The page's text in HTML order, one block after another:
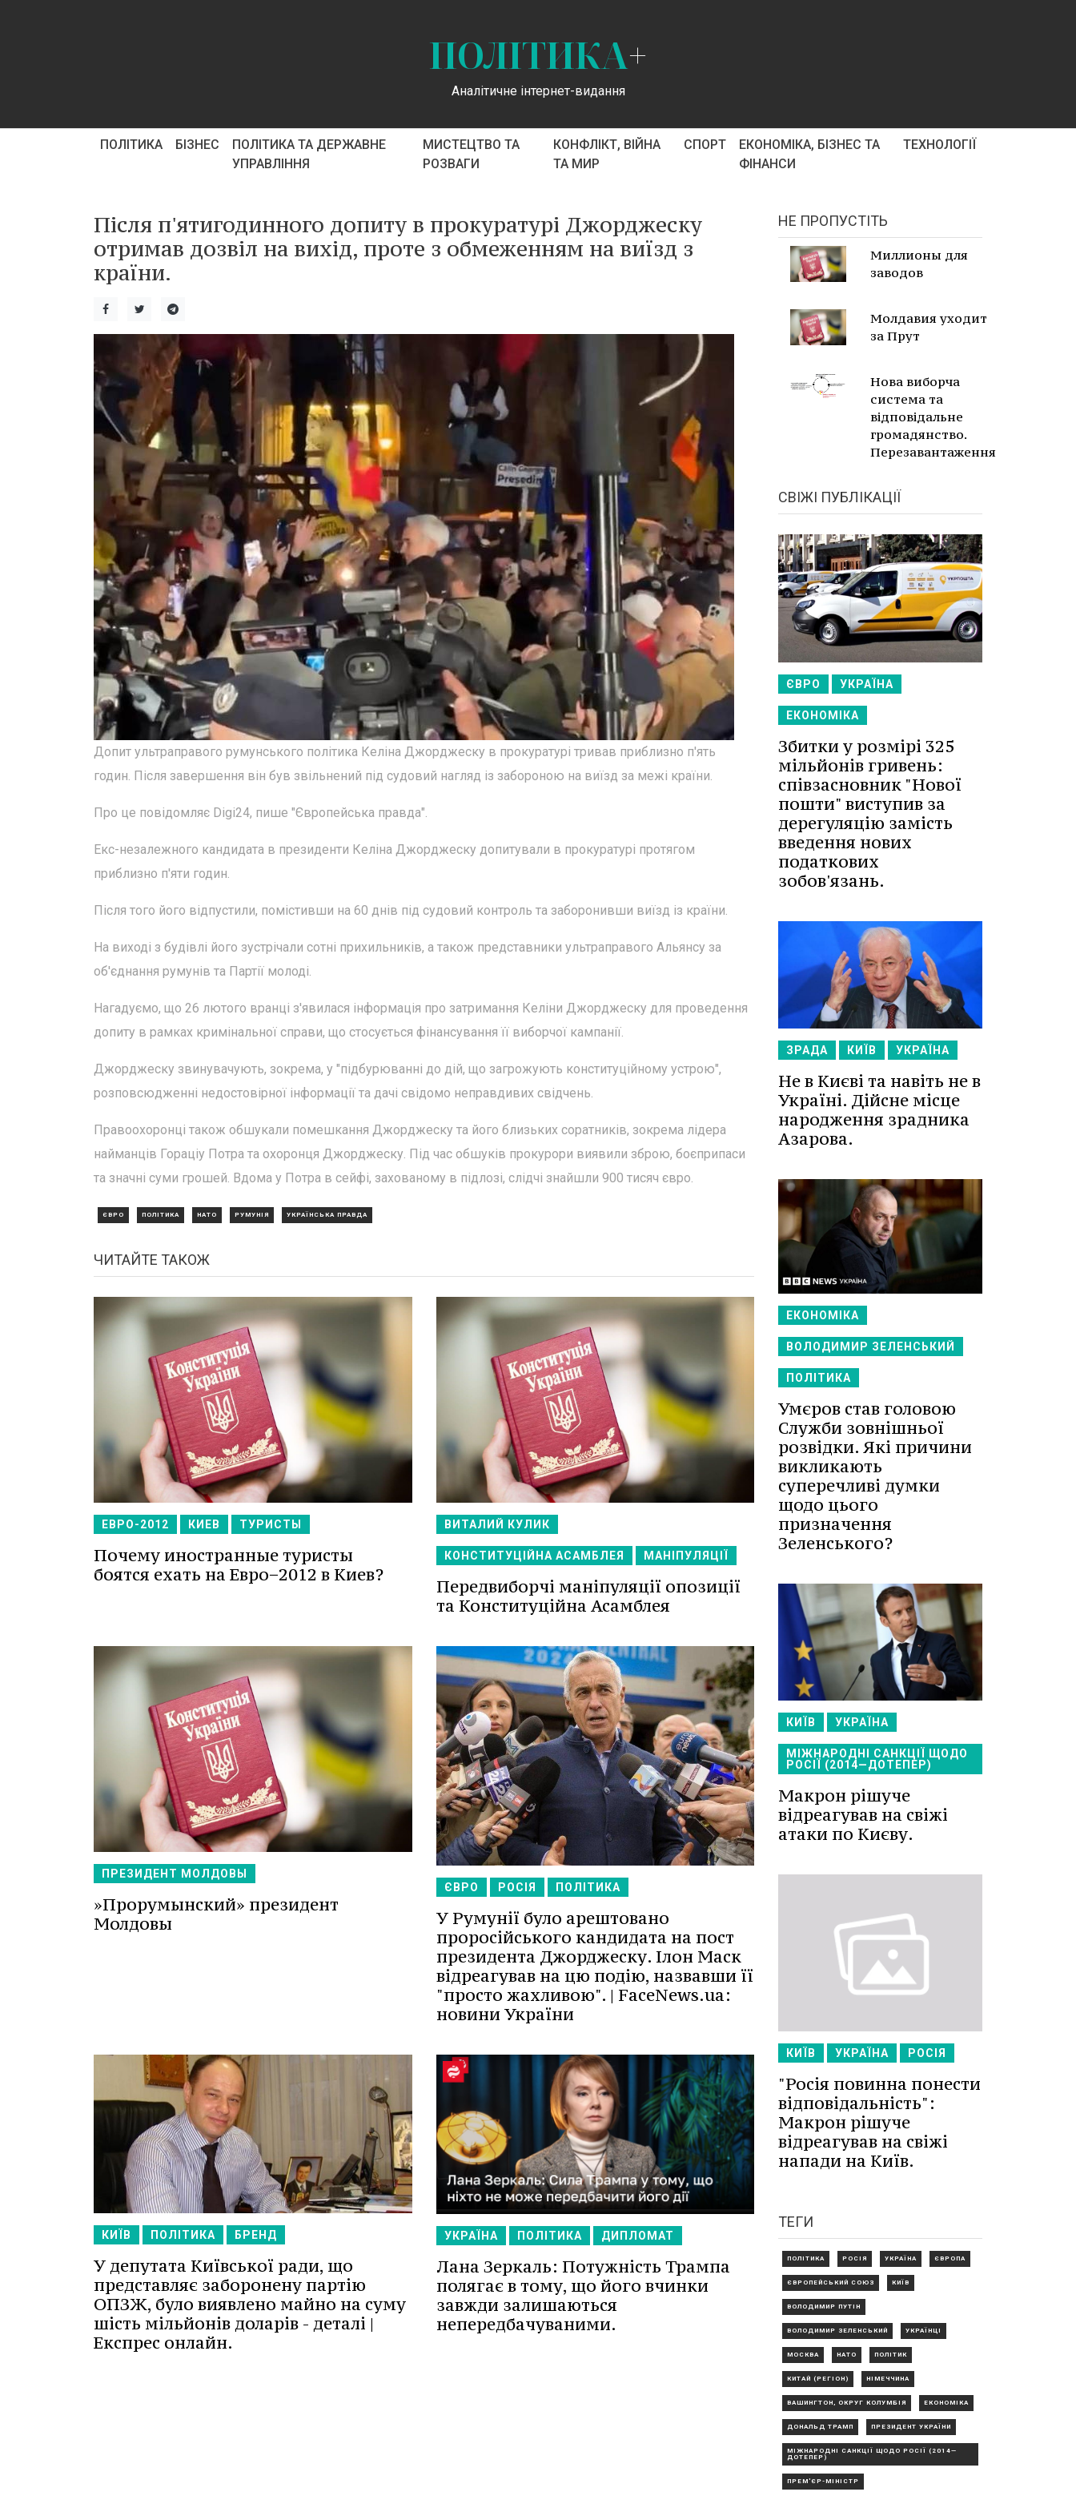
ПОЛІТИКА+
Аналітичне інтернет-видання
ПОЛІТИКА БІЗНЕС
ПОЛІТИКА ТА ДЕРЖАВНЕ
УПРАВЛІННЯ
МИСТЕЦТВО ТА
РОЗВАГИ
КОНФЛІКТ, ВІЙНА
ТА МИР
СПОРТ
ЕКОНОМІКА, БІЗНЕС ТА
ФІНАНСИ
ТЕХНОЛОГІЇ
Після п'ятигодинного допиту в прокуратурі Джорджеску
отримав дозвіл на вихід, проте з обмеженням на виїзд з
країни.
Допит ультраправого румунського політика Келіна Джорджеску в прокуратурі тривав приблизно п'ять
годин. Після завершення він був звільнений під судовий нагляд із забороною на виїзд за межі країни.
Про це повідомляє Digi24, пише "Європейська правда".
Екс-незалежного кандидата в президенти Келіна Джорджеску допитували в прокуратурі протягом
приблизно п'яти годин.
Після того його відпустили, помістивши на 60 днів під судовий контроль та заборонивши виїзд із країни.
На виході з будівлі його зустрічали сотні прихильників, а також представники ультраправого Альянсу за
об'єднання румунів та Партії молоді.
Нагадуємо, що 26 лютого вранці з'явилася інформація про затримання Келіни Джорджеску для проведення
допиту в рамках кримінальної справи, що стосується фінансування її виборчої кампанії.
Джорджеску звинувачують, зокрема, у "підбурюванні до дій, що загрожують конституційному устрою",
розповсюдженні недостовірної інформації та дачі свідомо неправдивих свідчень.
Правоохоронці також обшукали помешкання Джорджеску та його близьких соратників, зокрема лідера
найманців Гораціу Потра та охоронця Джорджеску. Під час обшуків прокурори виявили зброю, боєприпаси
та значні суми грошей. Вдома у Потра в сейфі, захованому в підлозі, слідчі знайшли 900 тисяч євро.
ЄВРО ПОЛІТИКА НАТО РУМУНІЯ УКРАЇНСЬКА ПРАВДА
ЧИТАЙТЕ ТАКОЖ
ЕВРО-2012 КИЕВ ТУРИСТЫ
Почему иностранные туристы
боятся ехать на Евро−2012 в Киев?
ВИТАЛИЙ КУЛИК
КОНСТИТУЦІЙНА АСАМБЛЕЯ МАНІПУЛЯЦІЇ
Передвиборчі маніпуляції опозиції
та Конституційна Асамблея
ПРЕЗИДЕНТ МОЛДОВЫ
»Прорумынский» президент
Молдовы
ЄВРО РОСІЯ ПОЛІТИКА
У Румунії було арештовано
проросійського кандидата на пост
президента Джорджеску. Ілон Маск
відреагував на цю подію, назвавши її
"просто жахливою". | FaceNews.ua:
новини України
КИЇВ ПОЛІТИКА БРЕНД
У депутата Київської ради, що
представляє заборонену партію
ОПЗЖ, було виявлено майно на суму
шість мільйонів доларів - деталі |
Експрес онлайн.
УКРАЇНА ПОЛІТИКА ДИПЛОМАТ
Лана Зеркаль: Потужність Трампа
полягає в тому, що його вчинки
завжди залишаються
непередбачуваними.
НЕ ПРОПУСТІТЬ
Миллионы для
заводов
Молдавия уходит
за Прут
Нова виборча
система та
відповідальне
громадянство.
Перезавантаження
СВІЖІ ПУБЛІКАЦІЇ
ЄВРО УКРАЇНА
ЕКОНОМІКА
Збитки у розмірі 325
мільйонів гривень:
співзасновник "Нової
пошти" виступив за
дерегуляцію замість
введення нових
податкових
зобов'язань.
ЗРАДА КИЇВ УКРАЇНА
Не в Києві та навіть не в
Україні. Дійсне місце
народження зрадника
Азарова.
ЕКОНОМІКА
ВОЛОДИМИР ЗЕЛЕНСЬКИЙ
ПОЛІТИКА
Умєров став головою
Служби зовнішньої
розвідки. Які причини
викликають
суперечливі думки
щодо цього
призначення
Зеленського?
КИЇВ УКРАЇНА
МІЖНАРОДНІ САНКЦІЇ ЩОДО
РОСІЇ (2014—ДОТЕПЕР)
Макрон рішуче
відреагував на свіжі
атаки по Києву.
КИЇВ УКРАЇНА РОСІЯ
"Росія повинна понести
відповідальність":
Макрон рішуче
відреагував на свіжі
напади на Київ.
ТЕГИ
ПОЛІТИКА РОСІЯ УКРАЇНА ЄВРОПА
ЄВРОПЕЙСЬКИЙ СОЮЗ КИЇВ
ВОЛОДИМИР ПУТІН
ВОЛОДИМИР ЗЕЛЕНСЬКИЙ УКРАЇНЦІ
МОСКВА НАТО ПОЛІТИК
КИТАЙ (РЕГІОН) НІМЕЧЧИНА
ВАШИНГТОН, ОКРУГ КОЛУМБІЯ ЕКОНОМІКА
ДОНАЛЬД ТРАМП ПРЕЗИДЕНТ УКРАЇНИ
МІЖНАРОДНІ САНКЦІЇ ЩОДО РОСІЇ (2014—
ДОТЕПЕР)
ПРЕМ'ЄР-МІНІСТР